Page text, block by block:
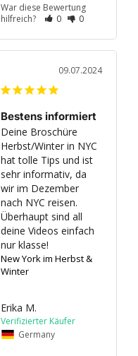
War diese Bewertung
hilfreich?
0 0
09.07.2024
Bestens informiert
Deine Broschüre
Herbst/Winter in NYC
hat tolle Tips und ist
sehr informativ, da
wir im Dezember
nach NYC reisen.
Überhaupt sind all
deine Videos einfach
nur klasse!
New York im Herbst &
Winter
Erika M.
Germany